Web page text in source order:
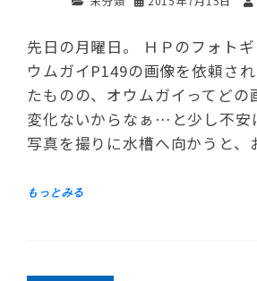
先日の月曜日。 ＨＰのフォト
ウムガイP149の画像を依頼さ
たものの、オウムガイってどの
変化ないからなぁ…と少し不安
写真を撮りに水槽へ向かうと、